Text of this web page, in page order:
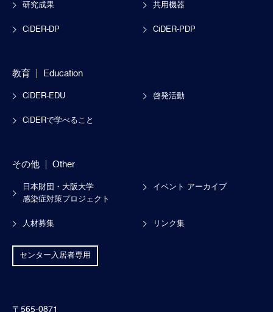
研究成果 共用機器
CiDER-DP CiDER-PDP
教育 Education
CiDER-EDU 啓発活動
CiDERで学べること
その他 Other
日本財団・大阪大学
感染症対策プロジェクト
イベント アーカイブ
人材募集 リンク集
センター入居者専用
〒565-0871